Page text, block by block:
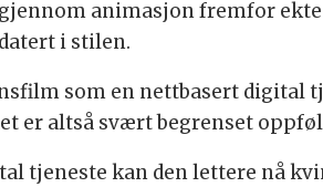
animasjon fremfor
i stilen.
som en nettbasert digital
er altså svært begrenset
tjeneste kan den lettere nå